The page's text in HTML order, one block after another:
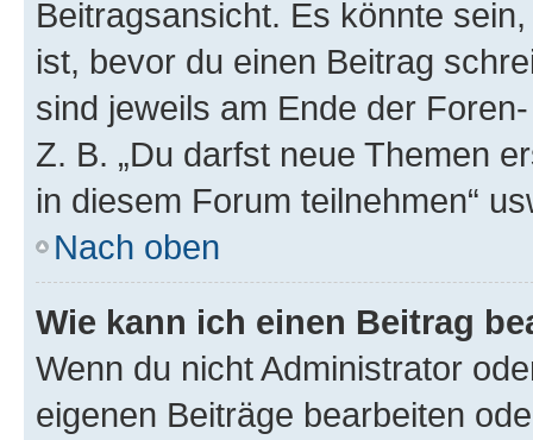
Beitragsansicht. Es könnte
ist, bevor du einen Beitrag
sind jeweils am Ende der
Z. B. „Du darfst neue Themen
in diesem Forum teilnehmen“
Nach oben
Wie kann ich einen Beitrag
Wenn du nicht Administrator
eigenen Beiträge bearbeiten